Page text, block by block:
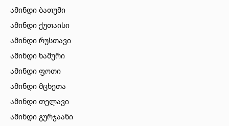
ამინდი ბათუმი
ამინდი ქუთაისი
ამინდი რუსთავი
ამინდი ხაშური
ამინდი ფოთი
ამინდი მცხეთა
ამინდი თელავი
ამინდი გურჯაანი